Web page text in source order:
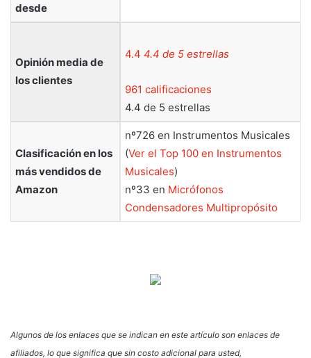
desde
Opinión media de
los clientes
4.4 4.4 de 5 estrellas
961 calificaciones
4.4 de 5 estrellas
Clasificación en los
más vendidos de
Amazon
nº726 en Instrumentos Musicales
(Ver el Top 100 en Instrumentos
Musicales)
nº33 en Micrófonos
Condensadores Multipropósito
Algunos de los enlaces que se indican en este artículo son enlaces de
afiliados, lo que significa que sin costo adicional para usted,